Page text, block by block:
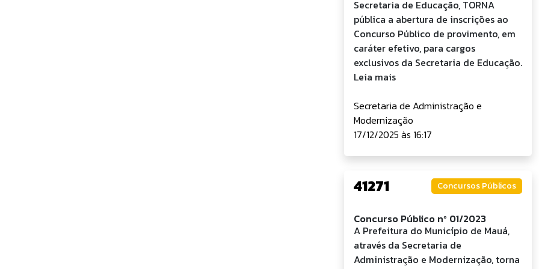
Secretaria de Educação, TORNA
pública a abertura de inscrições ao
Concurso Público de provimento, em
caráter efetivo, para cargos
exclusivos da Secretaria de Educação.
Leia mais
Secretaria de Administração e
Modernização
17/12/2025 às 16:17
41271 Concursos Públicos
Concurso Público nº 01/2023
A Prefeitura do Município de Mauá,
através da Secretaria de
Administração e Modernização, torna